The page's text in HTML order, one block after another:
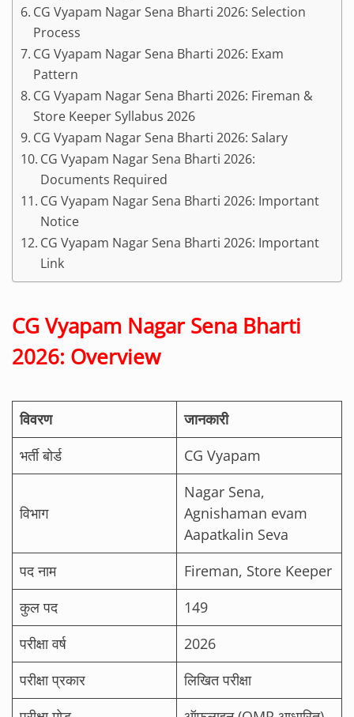
CG Vyapam Nagar Sena Bharti 2026: Selection
Process
CG Vyapam Nagar Sena Bharti 2026: Exam
Pattern
CG Vyapam Nagar Sena Bharti 2026: Fireman &
Store Keeper Syllabus 2026
CG Vyapam Nagar Sena Bharti 2026: Salary
CG Vyapam Nagar Sena Bharti 2026:
Documents Required
CG Vyapam Nagar Sena Bharti 2026: Important
Notice
CG Vyapam Nagar Sena Bharti 2026: Important
Link
CG Vyapam Nagar Sena Bharti
2026: Overview
विवरण
जानकारी
भर्ती बोर्ड
CG Vyapam
विभाग
Nagar Sena,
Agnishaman evam
Aapatkalin Seva
पद नाम
Fireman, Store Keeper
कुल पद
149
परीक्षा वर्ष
2026
परीक्षा प्रकार
लिखित परीक्षा